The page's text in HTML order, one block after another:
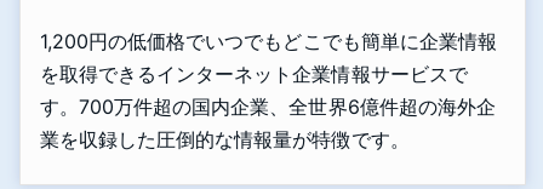
1,200円の低価格でいつでもどこでも簡単に企業情報
を取得できるインターネット企業情報サービスで
す。700万件超の国内企業、全世界6億件超の海外企
業を収録した圧倒的な情報量が特徴です。